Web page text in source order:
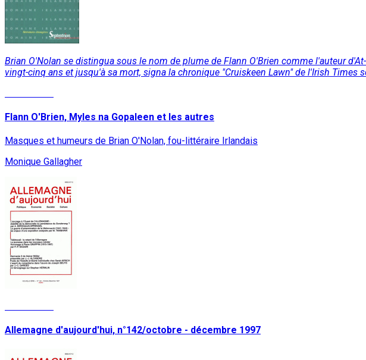
Brian O'Nolan se distingua sous le nom de plume de Flann O'Brien comme l'auteur
vingt-cinq ans et jusqu'à sa mort, signa la chronique "Cruiskeen Lawn" de l'Irish Times
Flann O'Brien, Myles na Gopaleen et les autres
Masques et humeurs de Brian O'Nolan, fou-littéraire Irlandais
Monique Gallagher
Allemagne d'aujourd'hui, n°142/octobre - décembre 1997